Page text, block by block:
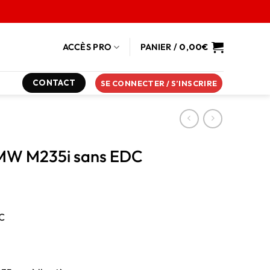
ACCÈS PRO PANIER / 0,00€
CONTACT SE CONNECTER / S’INSCRIRE
M235i sans EDC